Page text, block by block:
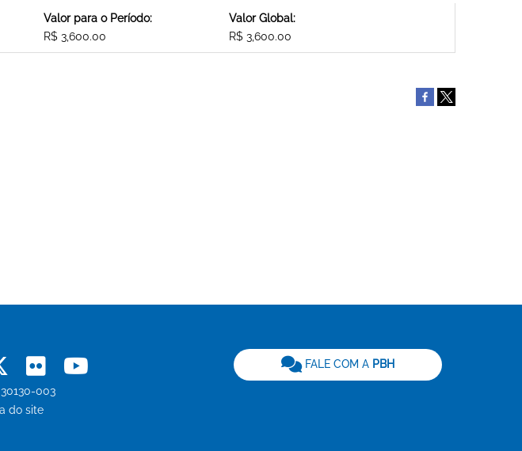
Valor para o Período:
R$ 3,600.00
Valor Global:
R$ 3,600.00
X Flickr
003
do site
FALE COM A PBH